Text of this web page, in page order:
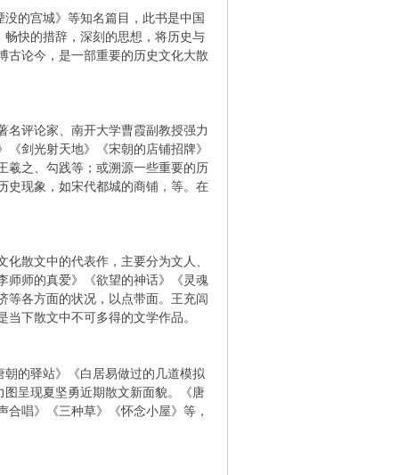
的宫城》等知名篇目，此书是中国
快的措辞，深刻的思想，将历史与
古论今，是一部重要的历史文化大散
名评论家、南开大学曹霞副教授强力
剑光射天地》《宋朝的店铺招牌》
羲之、勾践等；或溯源一些重要的历
史现象，如宋代都城的商铺，等。在
散文中的代表作，主要分为文人、
师师的真爱》《欲望的神话》《灵魂
等各方面的状况，以点带面。王充闾
下散文中不可多得的文学作品。
的驿站》《白居易做过的几道模拟
呈现夏坚勇近期散文新面貌。《唐
唱》《三种草》《怀念小屋》等，